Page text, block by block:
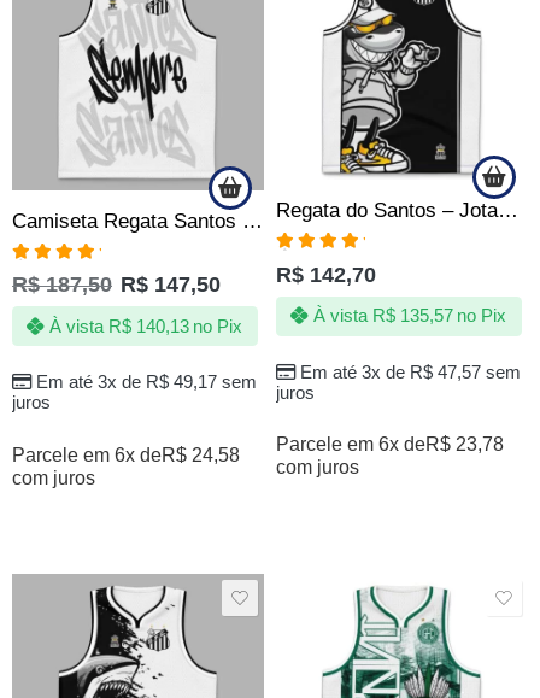
Camiseta Regata Santos Sempre Santos Jotaz – Produto Oficial
Avaliação
5.00de 5
R$187,50 R$ 147,50
Em até 3x de R$49,17sem
juros
À vista R$140,13 no Pix
Parcele em 6x deR$ 24,58
com juros
Regata do Santos – Jotaz – Mascote grafiteiro – Masculino
Avaliação
5.00de 5
R$ 142,70
Em até 3x de R$47,57sem
juros
À vista R$135,57 no Pix
Parcele em 6x deR$ 23,78
com juros